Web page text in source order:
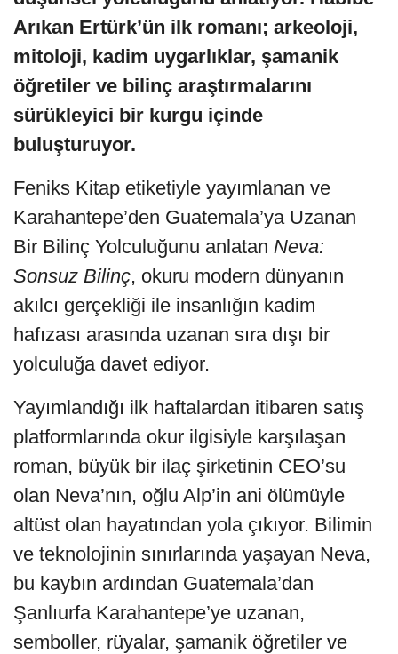
Arıkan Ertürk’ün ilk romanı; arkeoloji,
mitoloji, kadim uygarlıklar, şamanik
öğretiler ve bilinç araştırmalarını
sürükleyici bir kurgu içinde
buluşturuyor.
Feniks Kitap etiketiyle yayımlanan ve
Karahantepe’den Guatemala’ya Uzanan
Bir Bilinç Yolculuğunu anlatan Neva:
Sonsuz Bilinç, okuru modern dünyanın
akılcı gerçekliği ile insanlığın kadim
hafızası arasında uzanan sıra dışı bir
yolculuğa davet ediyor.
Yayımlandığı ilk haftalardan itibaren satış
platformlarında okur ilgisiyle karşılaşan
roman, büyük bir ilaç şirketinin CEO’su
olan Neva’nın, oğlu Alp’in ani ölümüyle
altüst olan hayatından yola çıkıyor. Bilimin
ve teknolojinin sınırlarında yaşayan Neva,
bu kaybın ardından Guatemala’dan
Şanlıurfa Karahantepe’ye uzanan,
semboller, rüyalar, şamanik öğretiler ve